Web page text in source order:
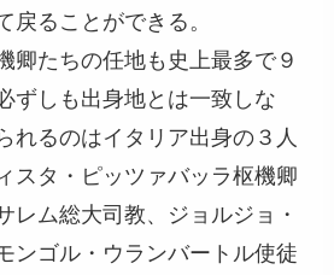
戻ることができる。
卿たちの任地も史上最多で９
ずしも出身地とは一致しな
れるのはイタリア出身の３人
スタ・ピッツァバッラ枢機卿
レム総大司教、ジョルジョ・
ンゴル・ウランバートル使徒